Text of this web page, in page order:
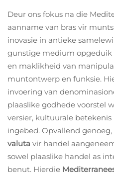
Deur ons fokus na die
aanname van bras vir
inovasie in antieke
gunstige medium opgeduik
en maklikheid van
muntontwerp en funksie.
invoering van
plaaslike godhede voorstel
versier, kultuurale
ingebed. Opvallend
valuta vir handel
sowel plaaslike handel as
benut. Hierdie